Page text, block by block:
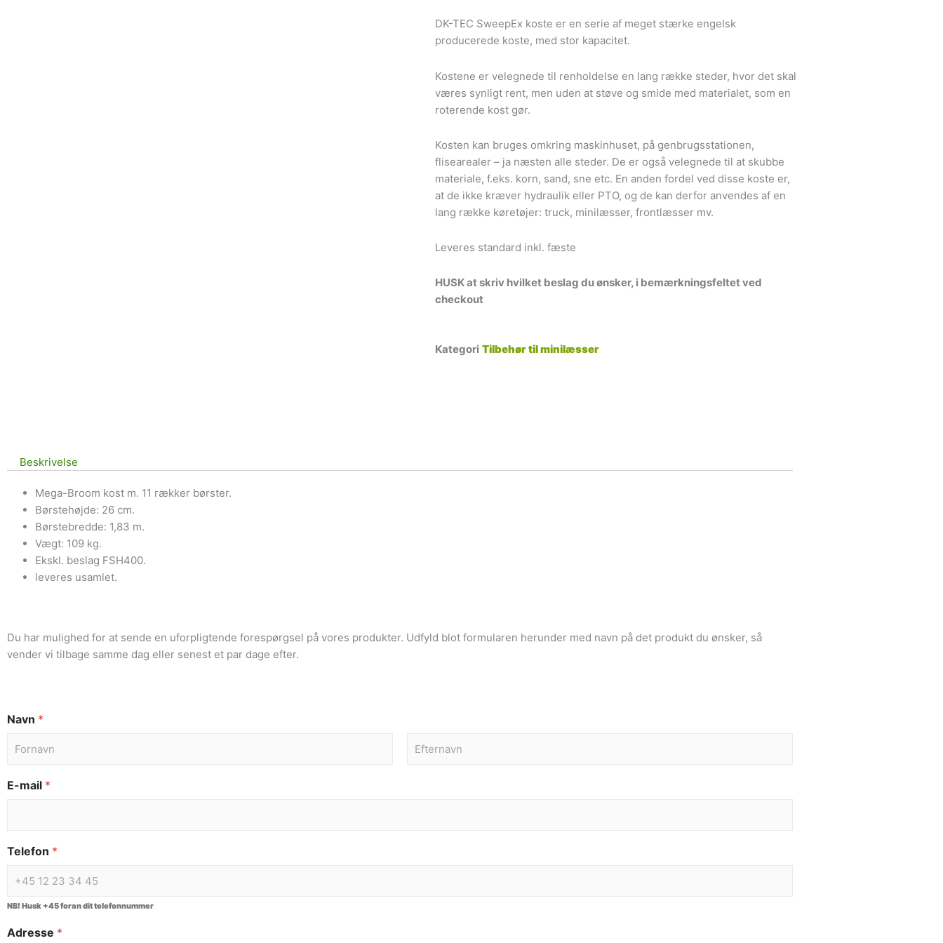
DK-TEC SweepEx koste er en serie af meget stærke engelsk
producerede koste, med stor kapacitet.
Kostene er velegnede til renholdelse en lang række steder, hvor det skal
væres synligt rent, men uden at støve og smide med materialet, som en
roterende kost gør.
Kosten kan bruges omkring maskinhuset, på genbrugsstationen,
flisearealer – ja næsten alle steder. De er også velegnede til at skubbe
materiale, f.eks. korn, sand, sne etc. En anden fordel ved disse koste er,
at de ikke kræver hydraulik eller PTO, og de kan derfor anvendes af en
lang række køretøjer: truck, minilæsser, frontlæsser mv.
Leveres standard inkl. fæste
HUSK at skriv hvilket beslag du ønsker, i bemærkningsfeltet ved
checkout
Kategori Tilbehør til minilæsser
Beskrivelse
Mega-Broom kost m. 11 rækker børster.
Børstehøjde: 26 cm.
Børstebredde: 1,83 m.
Vægt: 109 kg.
Ekskl. beslag FSH400.
leveres usamlet.
Du har mulighed for at sende en uforpligtende forespørgsel på vores produkter. Udfyld blot formularen herunder med navn på det produkt du ønsker, så
vender vi tilbage samme dag eller senest et par dage efter.
Navn *
E-mail *
Telefon *
NB! Husk +45 foran dit telefonnummer
Adresse *